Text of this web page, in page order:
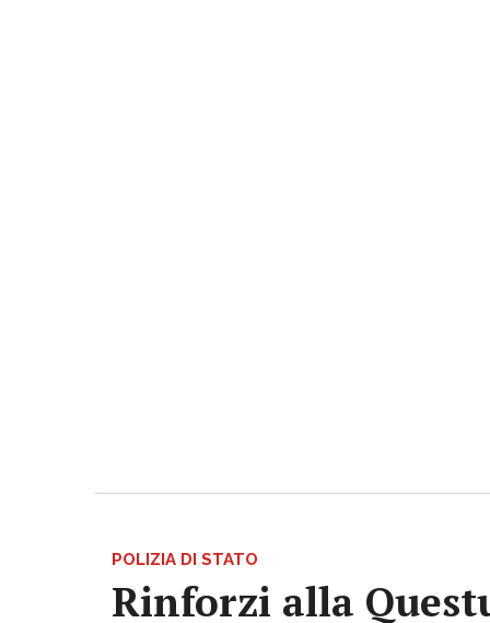
POLIZIA DI STATO
Rinforzi alla